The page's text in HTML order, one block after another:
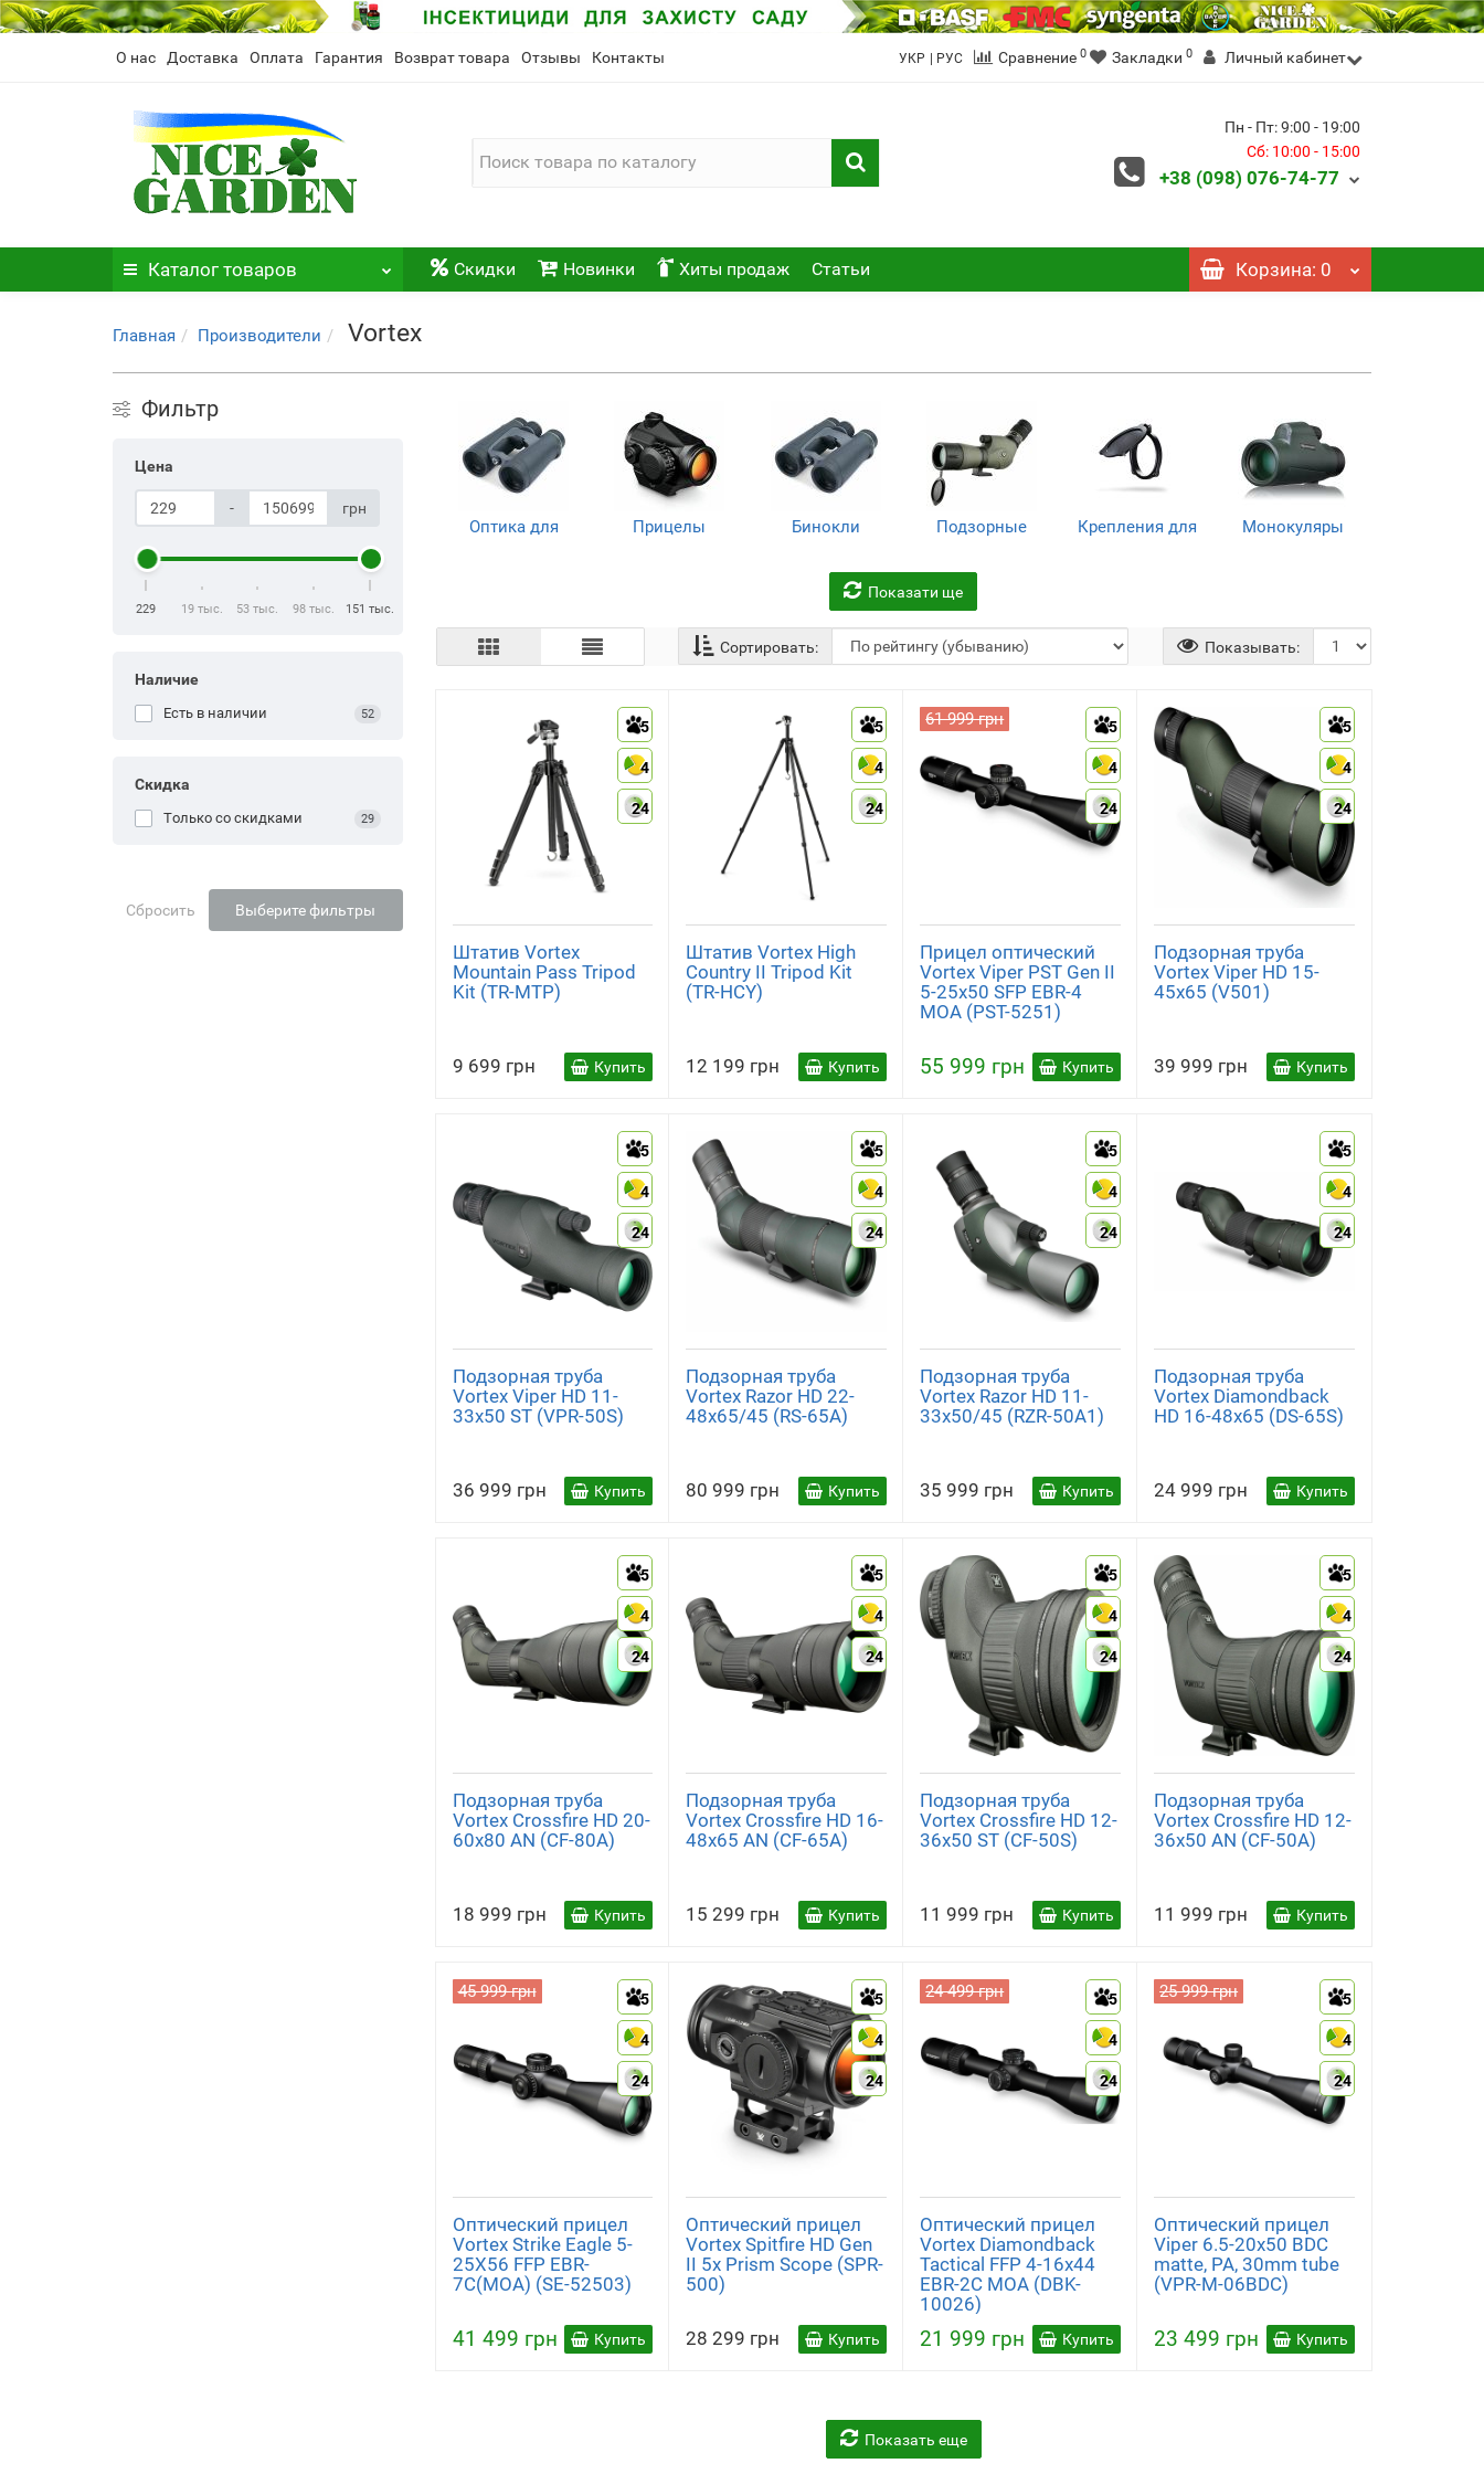
О нас Доставка Оплата Гарантия Возврат товара Отзывы Контакты УКР | РУС Сравнение 0 Закладки 0 Личный кабинет
Пн - Пт: 9:00 - 19:00
Сб: 10:00 - 15:00
+38 (098) 076-74-77
Каталог товаров Скидки Новинки Хиты продаж Статьи Корзина: 0
Главная Производители Vortex
Фильтр
Цена
- грн
229 19 тыс. 53 тыс. 98 тыс. 151 тыс.
Наличие
Есть в наличии 52
Скидка
Только со cкидками 29
Сбросить Выберите фильтры
Оптика для
Прицелы Бинокли
Подзорные
Крепления для
Монокуляры
Дальномеры Штативы
тактические
Показати ще
Сортировать: Показывать:
5
4
24
Штатив Vortex
Mountain Pass Tripod
Kit (TR-MTP)
9 699 грн Купить
5
4
24
Штатив Vortex High
Country II Tripod Kit
(TR-HCY)
12 199 грн Купить
5
4
24
61 999 грн
Прицел оптический
Vortex Viper PST Gen II
5-25x50 SFP EBR-4
MOA (PST-5251)
55 999 грн Купить
5
4
24
Подзорная труба
Vortex Viper HD 15-
45x65 (V501)
39 999 грн Купить
5
4
24
Подзорная труба
Vortex Viper HD 11-
33x50 ST (VPR-50S)
36 999 грн Купить
5
4
24
Подзорная труба
Vortex Razor HD 22-
48x65/45 (RS-65A)
80 999 грн Купить
5
4
24
Подзорная труба
Vortex Razor HD 11-
33x50/45 (RZR-50A1)
35 999 грн Купить
5
4
24
Подзорная труба
Vortex Diamondback
HD 16-48x65 (DS-65S)
24 999 грн Купить
5
4
24
Подзорная труба
Vortex Crossfire HD 20-
60x80 AN (CF-80A)
18 999 грн Купить
5
4
24
Подзорная труба
Vortex Crossfire HD 16-
48x65 AN (CF-65A)
15 299 грн Купить
5
4
24
Подзорная труба
Vortex Crossfire HD 12-
36x50 ST (CF-50S)
11 999 грн Купить
5
4
24
Подзорная труба
Vortex Crossfire HD 12-
36x50 AN (CF-50A)
11 999 грн Купить
5
4
24
45 999 грн
Оптический прицел
Vortex Strike Eagle 5-
25X56 FFP EBR-
7C(MOA) (SE-52503)
41 499 грн Купить
5
4
24
Оптический прицел
Vortex Spitfire HD Gen
II 5x Prism Scope (SPR-
500)
28 299 грн Купить
5
4
24
24 499 грн
Оптический прицел
Vortex Diamondback
Tactical FFP 4-16x44
EBR-2C MOA (DBK-
10026)
21 999 грн Купить
5
4
24
25 999 грн
Оптический прицел
Viper 6.5-20x50 BDC
matte, PA, 30mm tube
(VPR-M-06BDC)
23 499 грн Купить
Показать еще